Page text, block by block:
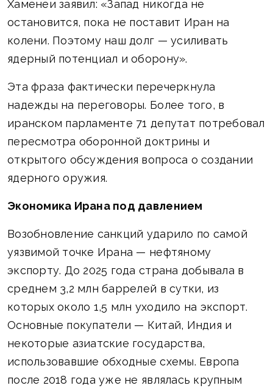
Хаменеи заявил: «Запад никогда не
остановится, пока не поставит Иран на
колени. Поэтому наш долг — усиливать
ядерный потенциал и оборону».
Эта фраза фактически перечеркнула
надежды на переговоры. Более того, в
иранском парламенте 71 депутат потребовал
пересмотра оборонной доктрины и
открытого обсуждения вопроса о создании
ядерного оружия.
Экономика Ирана под давлением
Возобновление санкций ударило по самой
уязвимой точке Ирана — нефтяному
экспорту. До 2025 года страна добывала в
среднем 3,2 млн баррелей в сутки, из
которых около 1,5 млн уходило на экспорт.
Основные покупатели — Китай, Индия и
некоторые азиатские государства,
использовавшие обходные схемы. Европа
после 2018 года уже не являлась крупным